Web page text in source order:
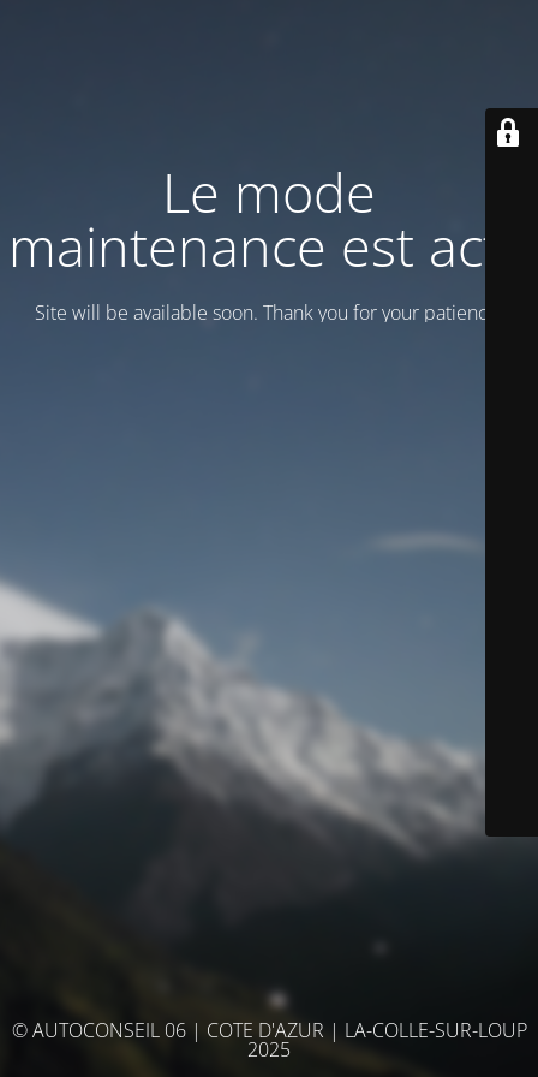
Le mode
maintenance est actif
Site will be available soon. Thank you for your patience!
© AUTOCONSEIL 06 | COTE D'AZUR | LA-COLLE-SUR-LOUP
2025